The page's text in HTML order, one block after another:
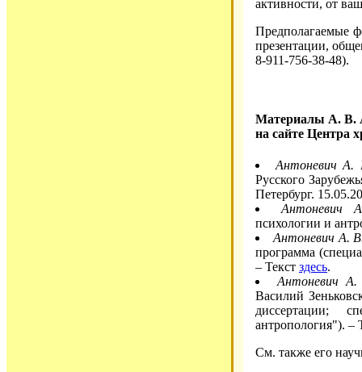
активности, от
Предполагаемые
презентации,
8-911-756-38-48).
Материалы А. В.
на сайте Центра
Антоневич А.
Русского
Петербург.
Антоневич
психологии и
Антоневич А.
программа
– Текст здесь.
Антоневич
Василий
диссертации;
антропология"). –
См. также его